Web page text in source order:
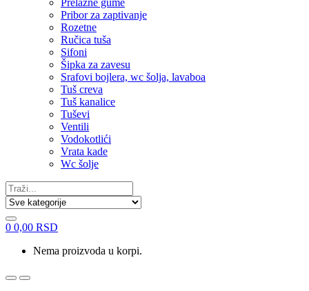
Prelazne gume
Pribor za zaptivanje
Rozetne
Ručica tuša
Sifoni
Šipka za zavesu
Srafovi bojlera, wc šolja, lavaboa
Tuš creva
Tuš kanalice
Tuševi
Ventili
Vodokotlići
Vrata kade
Wc šolje
Search
for:
0 0,00 RSD
Nema proizvoda u korpi.